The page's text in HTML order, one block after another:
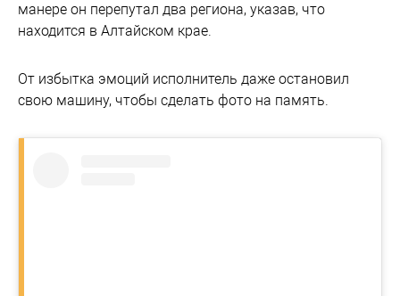
манере он перепутал два региона, указав, что
находится в Алтайском крае.
От избытка эмоций исполнитель даже остановил
свою машину, чтобы сделать фото на память.